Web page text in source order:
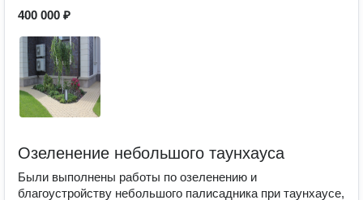
400 000 ₽
Озеленение небольшого таунхауса
Были выполнены работы по озеленению и
благоустройству небольшого палисадника при таунхаусе,